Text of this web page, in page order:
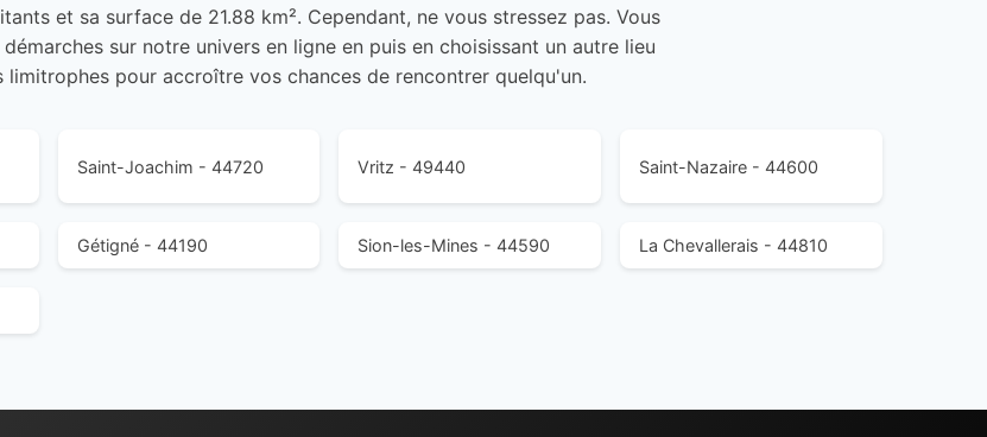
et sa surface de 21.88 km². Cependant, ne vous stressez pas. Vous
sur notre univers en ligne en puis en choisissant un autre lieu
limitrophes pour accroître vos chances de rencontrer quelqu'un.
Saint-Joachim - 44720 Vritz - 49440 Saint-Nazaire - 44600
Gétigné - 44190 Sion-les-Mines - 44590 La Chevallerais - 44810